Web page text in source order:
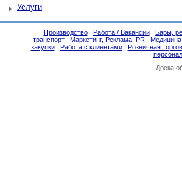
Услуги
Производство Работа / Вакансии Бары,
транспорт
Маркетинг, Реклама, PR
закупки
Работа с клиентами Розничная
Доска